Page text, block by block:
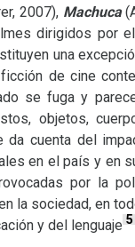
2007), Machuca
dirigidos por
una
de cine
se fuga y
objetos,
da cuenta del
en el país y en
por la
la sociedad, en
y del lenguaje 5